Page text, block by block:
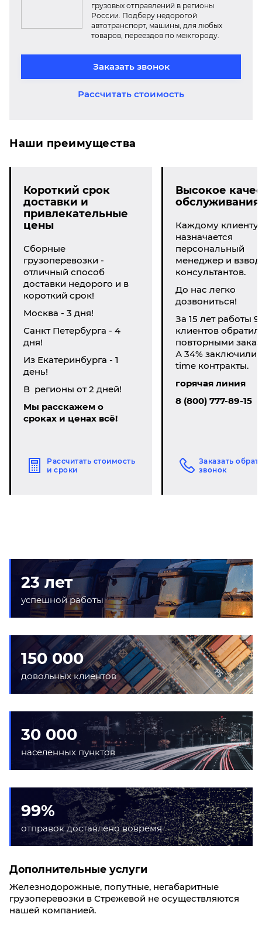
грузовых отправлений в регионы
России. Подберу недорогой
автотранспорт, машины, для любых
товаров, переездов по межгороду.
Заказать звонок
Рассчитать стоимость
Наши преимущества
Короткий срок
доставки и
привлекательные
цены
Сборные
грузоперевозки -
отличный способ
доставки недорого и в
короткий срок!
Москва - 3 дня!
Санкт Петербурга - 4
дня!
Из Екатеринбурга - 1
день!
В регионы от 2 дней!
Мы расскажем о
сроках и ценах всё!
Рассчитать стоимость
и сроки
Высокое
обслуживания
Каждому клиенту
назначается
персональный
менеджер и взвод
консультантов.
До нас легко
дозвониться!
За 15 лет работы
клиентов
повторными
А 34% заключили
time контракты.
горячая линия
8 (800) 777-89-15
Заказать
звонок
23 лет
успешной работы
150 000
довольных клиентов
30 000
населенных пунктов
99%
отправок доставлено вовремя
Дополнительные услуги
Железнодорожные, попутные, негабаритные
грузоперевозки в Стрежевой не осуществляются
нашей компанией.